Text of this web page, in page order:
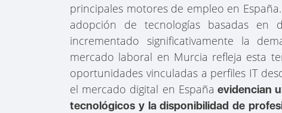
principales motores de empleo en
adopción de tecnologías basadas en
incrementado significativamente la
mercado laboral en Murcia refleja esta
oportunidades vinculadas a perfiles IT
el mercado digital en España evidencian
tecnológicos y la disponibilidad de